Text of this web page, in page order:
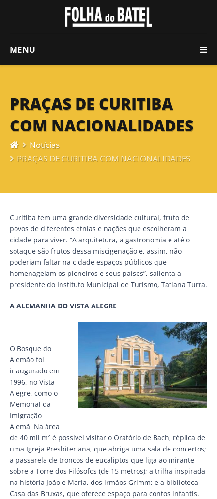
MENU
PRAÇAS DE CURITIBA
COM NACIONALIDADES
Notícias
PRAÇAS DE CURITIBA COM NACIONALIDADES
Curitiba tem uma grande diversidade cultural, fruto de
povos de diferentes etnias e nações que escolheram a
cidade para viver. “A arquitetura, a gastronomia e até o
sotaque são frutos dessa miscigenação e, assim, não
poderiam faltar na cidade espaços públicos que
homenageiam os pioneiros e seus países”, salienta a
presidente do Instituto Municipal de Turismo, Tatiana Turra.
A ALEMANHA DO VISTA ALEGRE
O Bosque do
Alemão foi
inaugurado em
1996, no Vista
Alegre, como o
Memorial da
Imigração
Alemã. Na área
de 40 mil m² é possível visitar o Oratório de Bach, réplica de
uma Igreja Presbiteriana, que abriga uma sala de concertos;
a passarela de troncos de eucaliptos que liga ao mirante
sobre a Torre dos Filósofos (de 15 metros); a trilha inspirada
na história João e Maria, dos irmãos Grimm; e a biblioteca
Casa das Bruxas, que oferece espaço para contos infantis.